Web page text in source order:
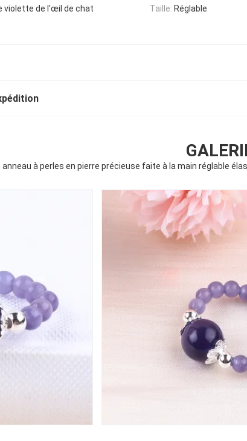
violette de l'œil de chat Taille: Réglable
anneau à perles en pierre précieuse faite à la main réglable